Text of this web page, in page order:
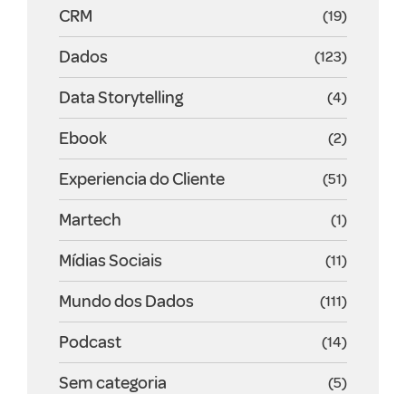
CRM (19)
Dados (123)
Data Storytelling (4)
Ebook (2)
Experiencia do Cliente (51)
Martech (1)
Mídias Sociais (11)
Mundo dos Dados (111)
Podcast (14)
Sem categoria (5)